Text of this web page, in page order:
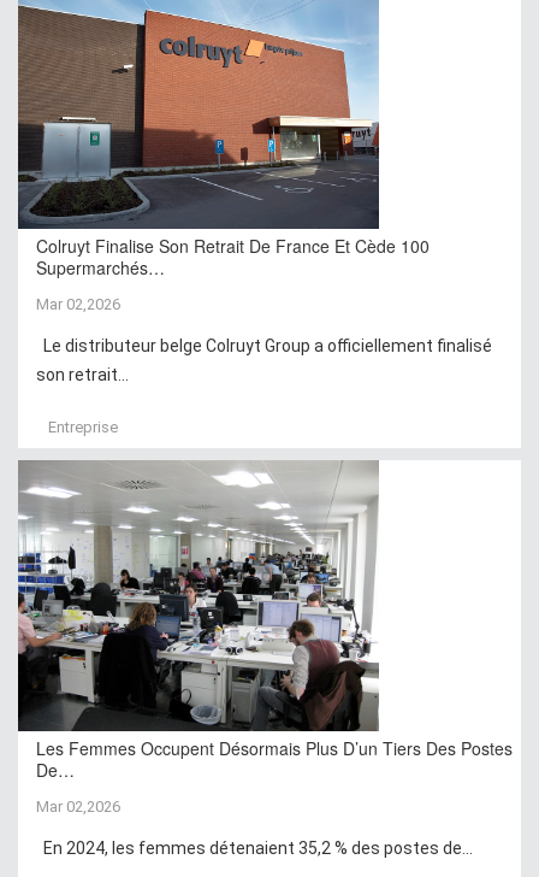
Colruyt Finalise Son Retrait De France Et Cède 100
Supermarchés…
Mar 02,2026
Le distributeur belge Colruyt Group a officiellement finalisé
son retrait...
Entreprise
Les Femmes Occupent Désormais Plus D’un Tiers Des Postes
De…
Mar 02,2026
En 2024, les femmes détenaient 35,2 % des postes de...